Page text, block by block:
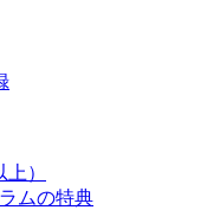
）
ムの特典